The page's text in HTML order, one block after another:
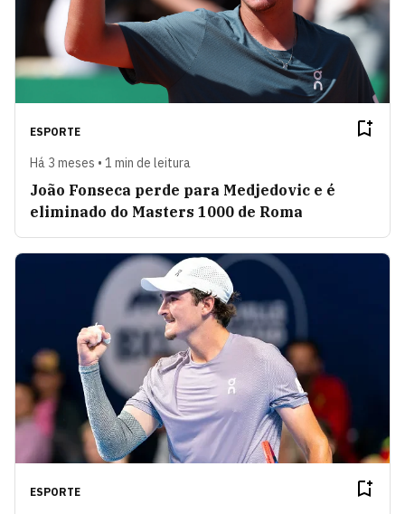
ESPORTE
Há 3 meses • 1 min de leitura
João Fonseca perde para Medjedovic e é
eliminado do Masters 1000 de Roma
ESPORTE